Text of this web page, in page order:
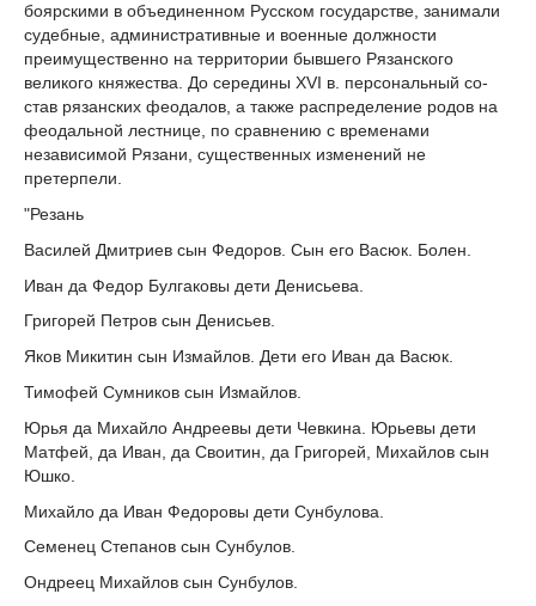
боярскими в объединен­ном Русском государстве, занимали
судебные, административные и военные должности
преимущественно на территории бывшего Ря­занского
великого княжества. До середины XVI в. персональный со­
став рязанских феодалов, а также распределение родов на
феодаль­ной лестнице, по сравнению с временами
независимой Рязани, су­щественных изменений не
претерпели.
"Резань
Василей Дмитриев сын Федоров. Сын его Васюк. Болен.
Иван да Федор Булгаковы дети Денисьева.
Григорей Петров сын Денисьев.
Яков Микитин сын Измайлов. Дети его Иван да Васюк.
Тимофей Сумников сын Измайлов.
Юрья да Михайло Андреевы дети Чевкина. Юрьевы дети
Матфей, да Иван, да Своитин, да Григорей, Михайлов сын
Юшко.
Михайло да Иван Федоровы дети Сунбулова.
Семенец Степанов сын Сунбулов.
Ондреец Михайлов сын Сунбулов.